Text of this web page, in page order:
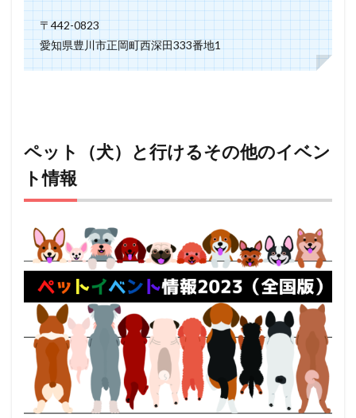
〒442-0823
愛知県豊川市正岡町西深田333番地1
ペット（犬）と行けるその他のイベン
ト情報